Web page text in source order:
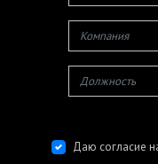
Даю согласие